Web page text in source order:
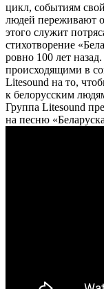
цикл, событиям
людей переживают
этого служит
стихотворение
ровно 100 лет
происходящими в
Litesound на то,
к белорусским
Группа Litesound
на песню